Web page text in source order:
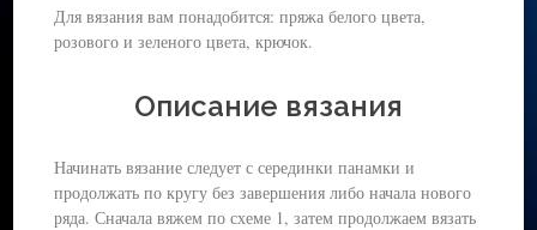
Для вязания вам понадобится: пряжа белого цвета,
розового и зеленого цвета, крючок.
Описание вязания
Начинать вязание следует с серединки панамки и
продолжать по кругу без завершения либо начала нового
ряда. Сначала вяжем по схеме 1, затем продолжаем вязать